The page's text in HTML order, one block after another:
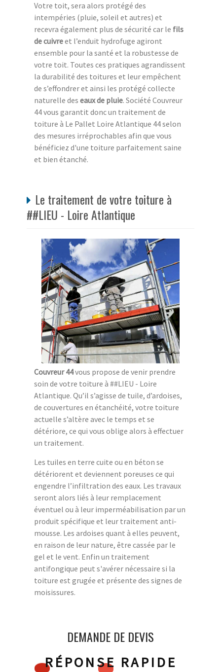
Votre toit, sera alors protégé des
intempéries (pluie, soleil et autres) et
recevra également plus de sécurité car le fils
de cuivreet l’enduit hydrofuge agiront
ensemble pour la santé et la robustesse de
votre toit. Toutes ces pratiques agrandissent
la durabilité des toitures et leur empêchent
de s’effondrer et ainsi les protégé collecte
naturelle des eaux de pluie. Société Couvreur
44 vous garantit donc un traitement de
toiture à Le Pallet Loire Atlantique 44 selon
des mesures irréprochables afin que vous
bénéficiez d'une toiture parfaitement saine
et bien étanché.
Le traitement de votre toiture à
##LIEU - Loire Atlantique
Couvreur 44vous propose de venir prendre
soin de votre toiture à ##LIEU - Loire
Atlantique. Qu’il s’agisse de tuile, d’ardoises,
de couvertures en étanchéité, votre toiture
actuelle s’altère avec le temps et se
détériore, ce qui vous oblige alors à effectuer
un traitement.
Les tuiles en terre cuite ou en béton se
détériorent et deviennent poreuses ce qui
engendre l’infiltration des eaux. Les travaux
seront alors liés à leur remplacement
éventuel ou à leur imperméabilisation par un
produit spécifique et leur traitement anti-
mousse. Les ardoises quant à elles peuvent,
en raison de leur nature, être cassée par le
gel et le vent. Enfin un traitement
antifongique peut s'avérer nécessaire si la
toiture est grugée et présente des signes de
moisissures.
DEMANDE DE DEVIS
RÉPONSE RAPIDE